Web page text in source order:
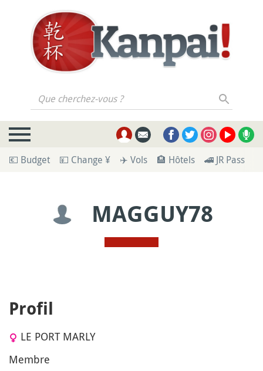
Que cherchez-vous ?
💶 Budget 💴 Change ¥ ✈️ Vols 🏨 Hôtels 🚄 JR Pass
MAGGUY78
Profil
LE PORT MARLY
Membre